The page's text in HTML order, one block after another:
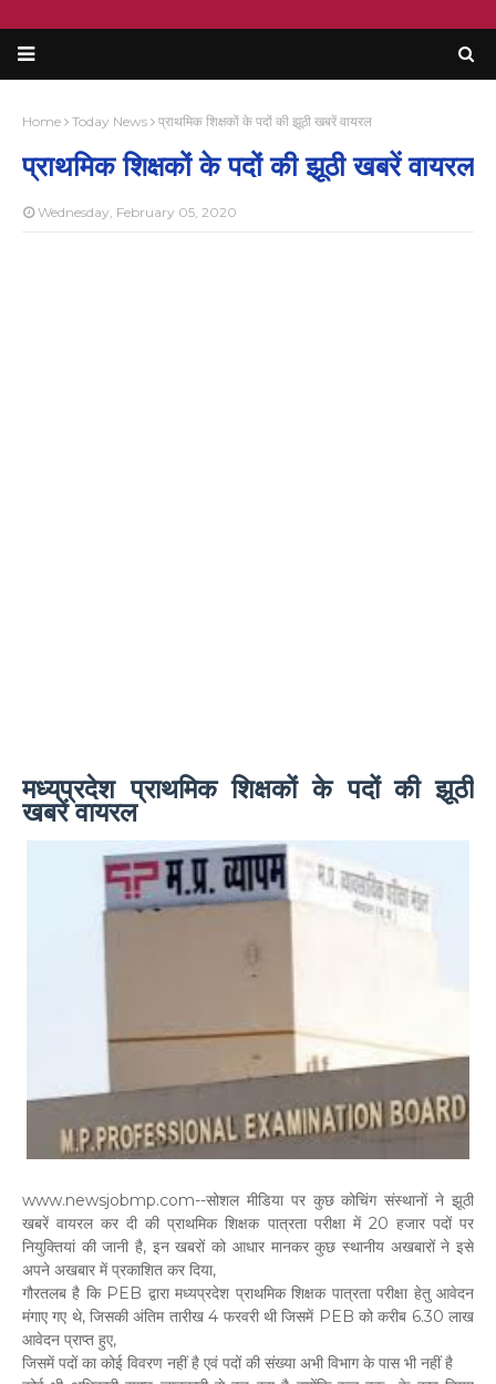
Home Today News प्राथमिक शिक्षकों के पदों की झूठी खबरें वायरल
प्राथमिक शिक्षकों के पदों की झूठी खबरें वायरल
Wednesday, February 05, 2020
मध्यप्रदेश प्राथमिक शिक्षकों के पदों की झूठी
खबरें वायरल
www.newsjobmp.com--सोशल मीडिया पर कुछ कोचिंग संस्थानों ने झूठी
खबरें वायरल कर दी की प्राथमिक शिक्षक पात्रता परीक्षा में 20 हजार पदों पर
नियुक्तियां की जानी है, इन खबरों को आधार मानकर कुछ स्थानीय अखबारों ने इसे
अपने अखबार में प्रकाशित कर दिया,
गौरतलब है कि PEB द्वारा मध्यप्रदेश प्राथमिक शिक्षक पात्रता परीक्षा हेतु आवेदन
मंगाए गए थे, जिसकी अंतिम तारीख 4 फरवरी थी जिसमें PEB को करीब 6.30 लाख
आवेदन प्राप्त हुए,
जिसमें पदों का कोई विवरण नहीं है एवं पदों की संख्या अभी विभाग के पास भी नहीं है